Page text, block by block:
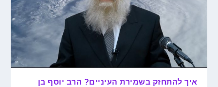
איך להתחזק בשמירת העיניים? הרב יוסף בן